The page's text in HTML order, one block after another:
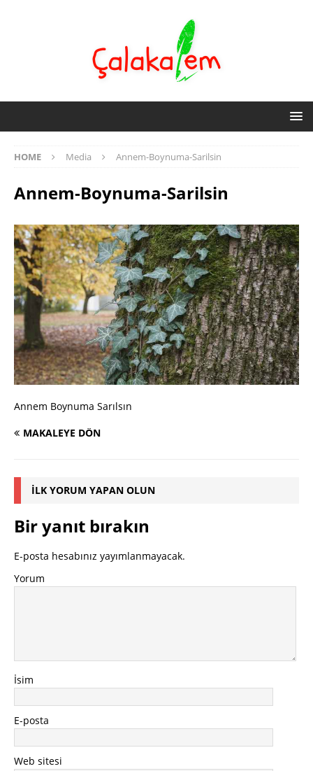
HOME Media Annem-Boynuma-Sarilsin
Annem-Boynuma-Sarilsin
Annem Boynuma Sarılsın
MAKALEYE DÖN
İLK YORUM YAPAN OLUN
Bir yanıt bırakın
E-posta hesabınız yayımlanmayacak.
Yorum
İsim
E-posta
Web sitesi